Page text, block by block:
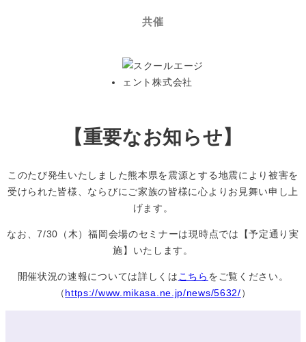
共催
【重要なお知らせ】
このたび発生いたしました熊本県を震源とする地震により被害を
受けられた皆様、ならびにご家族の皆様に心よりお見舞い申し上
げます。
なお、7/30（木）福岡会場のセミナーは現時点では【予定通り実
施】いたします。
開催状況の速報については詳しくは こちら をご覧ください。
（https://www.mikasa.ne.jp/news/5632/）